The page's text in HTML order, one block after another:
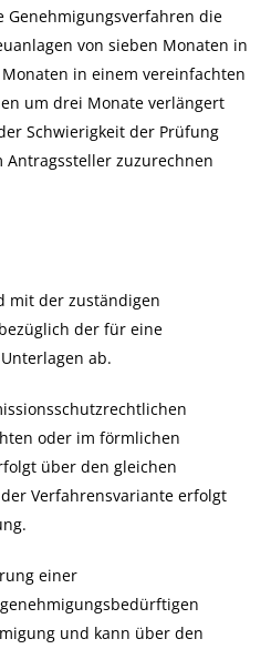
Genehmigungsverfahren die
von sieben Monaten in
in einem vereinfachten
um drei Monate verlängert
Schwierigkeit der Prüfung
zuzurechnen
mit der zuständigen
der für eine
ab.
oder im förmlichen
über den gleichen
Verfahrensvariante erfolgt
einer
und kann über den